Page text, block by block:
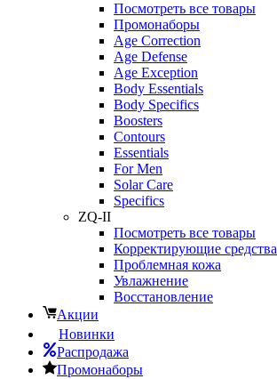
Посмотреть все товары
Промонаборы
Age Correction
Age Defense
Age Exception
Body Essentials
Body Specifics
Boosters
Contours
Essentials
For Men
Solar Care
Specifics
ZQ-II
Посмотреть все товары
Корректирующие средства
Проблемная кожа
Увлажнение
Восстановление
Акции
Новинки
Распродажа
Промонаборы